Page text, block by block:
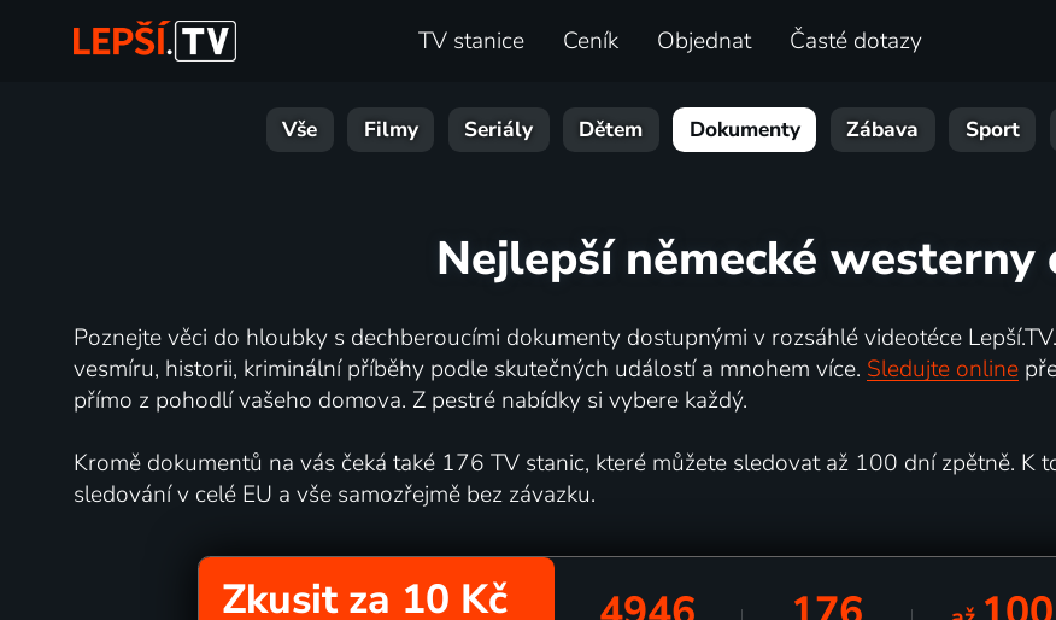
TV stanice Ceník Objednat Časté dotazy
Vše Filmy Seriály Dětem Dokumenty Zábava Sport
Nejlepší německé westerny
Poznejte věci do hloubky s dechberoucími dokumenty dostupnými v rozsáhlé videotéce
vesmíru, historii, kriminální příběhy podle skutečných událostí a mnohem více. Sledujte online
přímo z pohodlí vašeho domova. Z pestré nabídky si vybere každý.
Kromě dokumentů na vás čeká také 176 TV stanic, které můžete sledovat až 100 dní zpětně. K
sledování v celé EU a vše samozřejmě bez závazku.
Zkusit za 10 Kč